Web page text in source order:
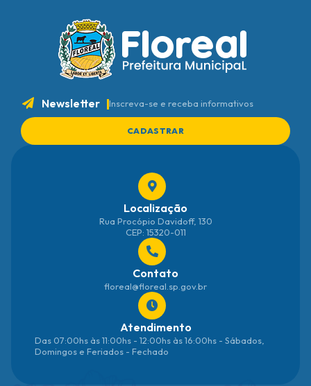
Newsletter Inscreva-se e receba informativos
CADASTRAR
Localização
Rua Procópio Davidoff, 130
CEP: 15320-011
Contato
floreal@floreal.sp.gov.br
Atendimento
Das 07:00hs às 11:00hs - 12:00hs às 16:00hs - Sábados,
Domingos e Feriados - Fechado